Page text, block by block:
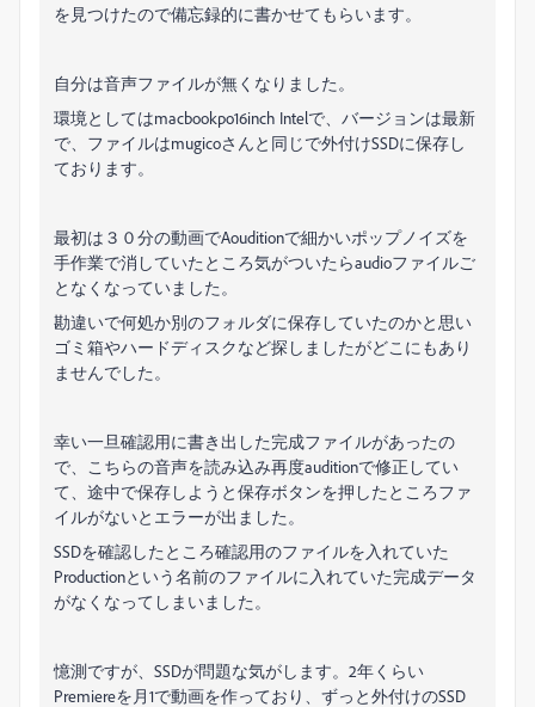
を見つけたので備忘録的に書かせてもらいます。
自分は音声ファイルが無くなりました。
環境としてはmacbookpo16inch Intelで、バージョンは最新
で、ファイルはmugicoさんと同じで外付けSSDに保存し
ております。
最初は３０分の動画でAouditionで細かいポップノイズを
手作業で消していたところ気がついたらaudioファイルご
となくなっていました。
勘違いで何処か別のフォルダに保存していたのかと思い
ゴミ箱やハードディスクなど探しましたがどこにもあり
ませんでした。
幸い一旦確認用に書き出した完成ファイルがあったの
で、こちらの音声を読み込み再度auditionで修正してい
て、途中で保存しようと保存ボタンを押したところファ
イルがないとエラーが出ました。
SSDを確認したところ確認用のファイルを入れていた
Productionという名前のファイルに入れていた完成データ
がなくなってしまいました。
憶測ですが、SSDが問題な気がします。2年くらい
Premiereを月1で動画を作っており、ずっと外付けのSSD